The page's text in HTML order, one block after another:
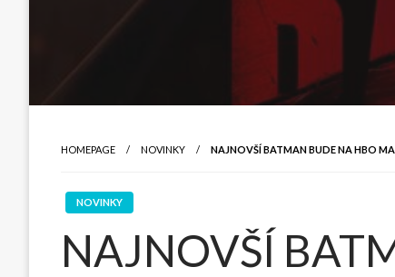
HOMEPAGE NOVINKY NAJNOVŠÍ BATMAN BUDE NA HBO
NOVINKY
NAJNOVŠÍ